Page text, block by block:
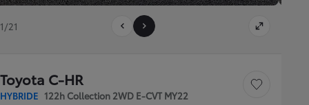
1/21
Toyota C-HR
HYBRIDE 122h Collection 2WD E-CVT MY22
Sauvegarder le